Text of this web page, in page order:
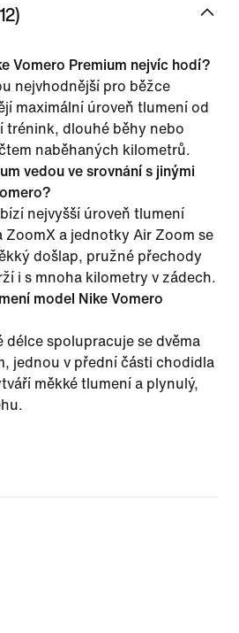
Vomero Premium nejvíc hodí?
nejvhodnější pro běžce
maximální úroveň tlumení od
trénink, dlouhé běhy nebo
naběhaných kilometrů.
vedou ve srovnání s jinými
nejvyšší úroveň tlumení
ZoomX a jednotky Air Zoom se
došlap, pružné přechody
i s mnoha kilometry v zádech.
model Nike Vomero
délce spolupracuje se dvěma
jednou v přední části chodidla
měkké tlumení a plynulý,